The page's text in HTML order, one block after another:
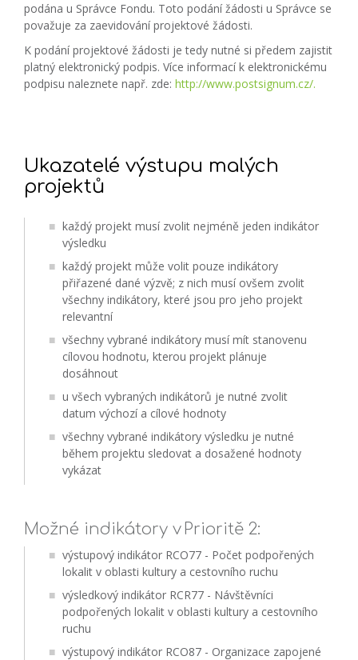
podána u Správce Fondu. Toto podání žádosti u Správce se
považuje za zaevidování projektové žádosti.
K podání projektové žádosti je tedy nutné si předem zajistit
platný elektronický podpis. Více informací k elektronickému
podpisu naleznete např. zde: http://www.postsignum.cz/.
Ukazatelé výstupu malých
projektů
každý projekt musí zvolit nejméně jeden indikátor
výsledku
každý projekt může volit pouze indikátory
přiřazené dané výzvě; z nich musí ovšem zvolit
všechny indikátory, které jsou pro jeho projekt
relevantní
všechny vybrané indikátory musí mít stanovenu
cílovou hodnotu, kterou projekt plánuje
dosáhnout
u všech vybraných indikátorů je nutné zvolit
datum výchozí a cílové hodnoty
všechny vybrané indikátory výsledku je nutné
během projektu sledovat a dosažené hodnoty
vykázat
Možné indikátory v Prioritě 2:
výstupový indikátor RCO77 - Počet podpořených
lokalit v oblasti kultury a cestovního ruchu
výsledkový indikátor RCR77 - Návštěvníci
podpořených lokalit v oblasti kultury a cestovního
ruchu
výstupový indikátor RCO87 - Organizace zapojené